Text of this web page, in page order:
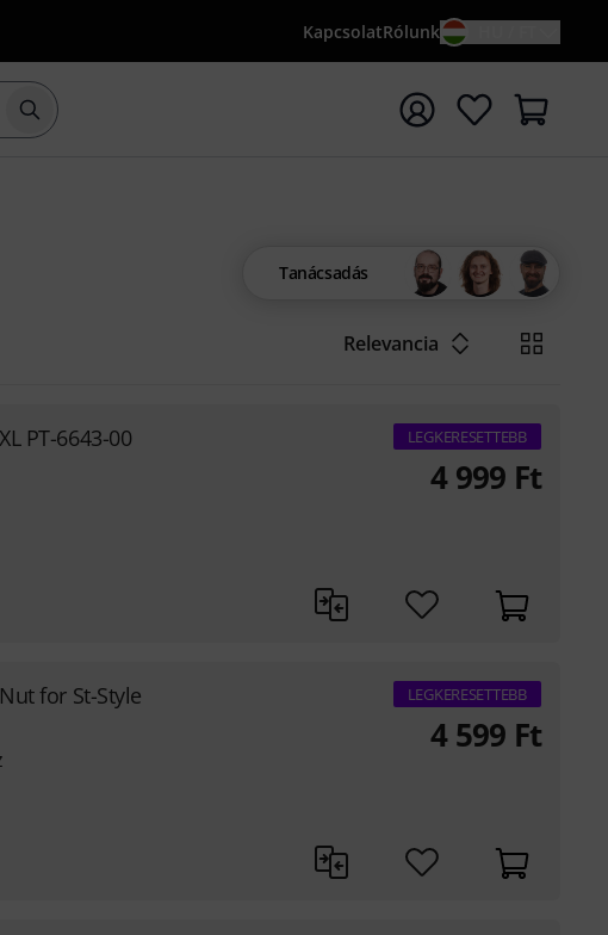
KapcsolatRólunk
Keresés indítása {searchTerm} keresőszóval
Tanácsadás
Relevancia
PT-6643-00 LEGKERESETTEBB
4 999 Ft
for St-Style LEGKERESETTEBB
4 599 Ft